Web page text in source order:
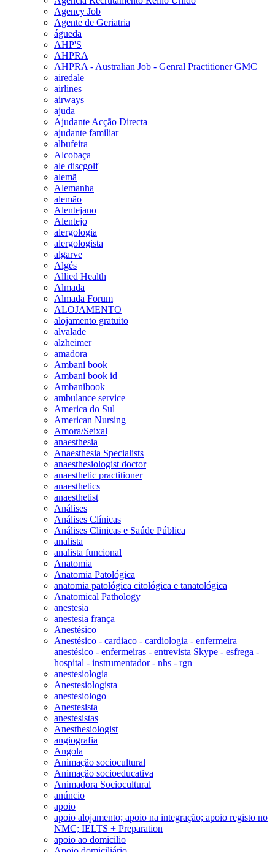
Agency Job
Agente de Geriatria
águeda
AHP'S
AHPRA
AHPRA - Australian Job - Genral Practitioner GMC
airedale
airlines
airways
ajuda
Ajudante Acção Directa
ajudante familiar
albufeira
Alcobaça
ale discgolf
alemã
Alemanha
alemão
Alentejano
Alentejo
alergologia
alergologista
algarve
Algés
Allied Health
Almada
Almada Forum
ALOJAMENTO
alojamento gratuito
alvalade
alzheimer
amadora
Ambani book
Ambani book id
Ambanibook
ambulance service
America do Sul
American Nursing
Amora/Seixal
anaesthesia
Anaesthesia Specialists
anaesthesiologist doctor
anaesthetic practitioner
anaesthetics
anaesthetist
Análises
Análises Clínicas
Análises Clinicas e Saúde Pública
analista
analista funcional
Anatomia
Anatomia Patológica
anatomia patológica citológica e tanatológica
Anatomical Pathology
anestesia
anestesia frança
Anestésico
Anestésico - cardiaco - cardiologia - enfermeira
anestésico - enfermeiras - entrevista Skype - esfrega -
hospital - instrumentador - nhs - rgn
anestesiologia
Anestesiologista
anestesiologo
Anestesista
anestesistas
Anesthesiologist
angiografia
Angola
Animação sociocultural
Animação socioeducativa
Animadora Sociocultural
anúncio
apoio
apoio alojamento; apoio na integração; apoio registo no
NMC; IELTS + Preparation
apoio ao domicilio